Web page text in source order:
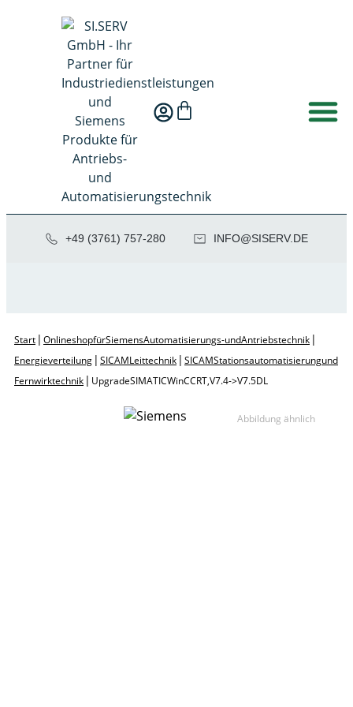
+49 (3761) 757-280 ED.VRE
SIS@OF
NI
Start | Onlineshop für Siemens Automatisierungs- und Antriebstechnik |
Energieverteilung | SICAM Leittechnik | SICAM Stationsautomatisierung und
Fernwirktechnik | Upgrade SIMATIC WinCC RT, V7.4 ->V7.5 DL
Abbildung ähnlich